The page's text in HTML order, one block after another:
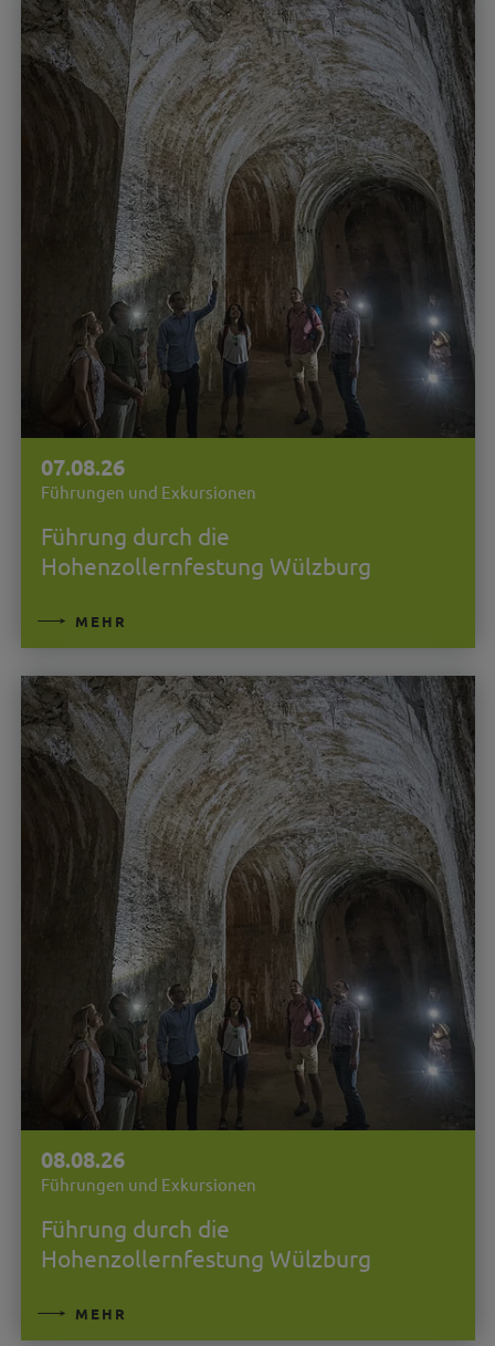
07.08.26
Führungen und Exkursionen
Führung durch die
Hohenzollernfestung Wülzburg
MEHR
08.08.26
Führungen und Exkursionen
Führung durch die
Hohenzollernfestung Wülzburg
MEHR